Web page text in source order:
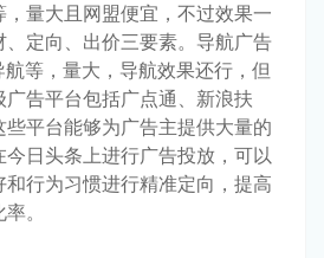
，量大且网盟便宜，不过效果一
定向、出价三要素。导航广告
等，量大，导航效果还行，但
告平台包括广点通、新浪扶
平台能够为广告主提供大量的
日头条上进行广告投放，可以
行为习惯进行精准定向，提高
。